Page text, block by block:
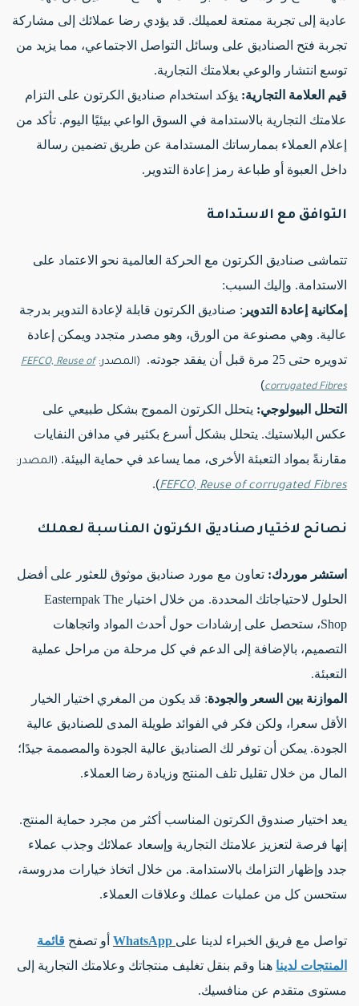
عادية إلى تجربة ممتعة لعميلك. قد يؤدي رضا عملائك إلى مشاركة
تجربة فتح الصناديق على وسائل التواصل الاجتماعي، مما يزيد من
توسع انتشار والوعي بعلامتك التجارية.
قيم العلامة التجارية: يؤكد استخدام صناديق الكرتون على التزام
علامتك التجارية بالاستدامة في السوق الواعي بيئيًا اليوم. تأكد من
إعلام العملاء بممارساتك المستدامة عن طريق تضمين رسالة
داخل العبوة أو طباعة رمز إعادة التدوير.
التوافق مع الاستدامة
تتماشى صناديق الكرتون مع الحركة العالمية نحو الاعتماد على
الاستدامة. وإليك السبب:
إمكانية إعادة التدوير : صناديق الكرتون قابلة لإعادة التدوير بدرجة
عالية. وهي مصنوعة من الورق، وهو مصدر متجدد ويمكن إعادة
تدويره حتى 25 مرة قبل أن يفقد جودته.
(المصدر:FEFCO, Reuse of
corrugated Fibres
)
التحلل البيولوجي: يتحلل الكرتون المموج بشكل طبيعي على
عكس البلاستيك. يتحلل بشكل أسرع بكثير في مدافن النفايات
مقارنةً بمواد التعبئة الأخرى، مما يساعد في حماية البيئة. (المصدر:
FEFCO, Reuse of corrugated Fibres
).
نصائح لاختيار صناديق الكرتون المناسبة لعملك
استشر موردك: تعاون مع مورد صناديق موثوق للعثور على أفضل
الحلول لاحتياجاتك المحددة. من خلال اختيار Easternpak The
Shop، ستحصل على إرشادات حول أحدث المواد واتجاهات
التصميم، بالإضافة إلى الدعم في كل مرحلة من مراحل عملية
التعبئة.
الموازنة بين السعر والجودة: قد يكون من المغري اختيار الخيار
الأقل سعرا، ولكن فكر في الفوائد طويلة المدى للصناديق عالية
الجودة. يمكن أن توفر لك الصناديق عالية الجودة والمصممة جيدًا؛
المال من خلال تقليل تلف المنتج وزيادة رضا العملاء.
يعد اختيار صندوق الكرتون المناسب أكثر من مجرد حماية المنتج.
إنها فرصة لتعزيز علامتك التجارية وإسعاد عملائك وجذب عملاء
جدد وإظهار التزامك بالاستدامة. من خلال اتخاذ خيارات مدروسة،
ستحسن كل من عمليات عملك وعلاقات العملاء.
تواصل مع فريق الخبراء لدينا على WhatsApp أو تصفح قائمة
المنتجات لدينا هنا وقم بنقل تغليف منتجاتك وعلامتك التجارية إلى
مستوى متقدم عن منافسيك.